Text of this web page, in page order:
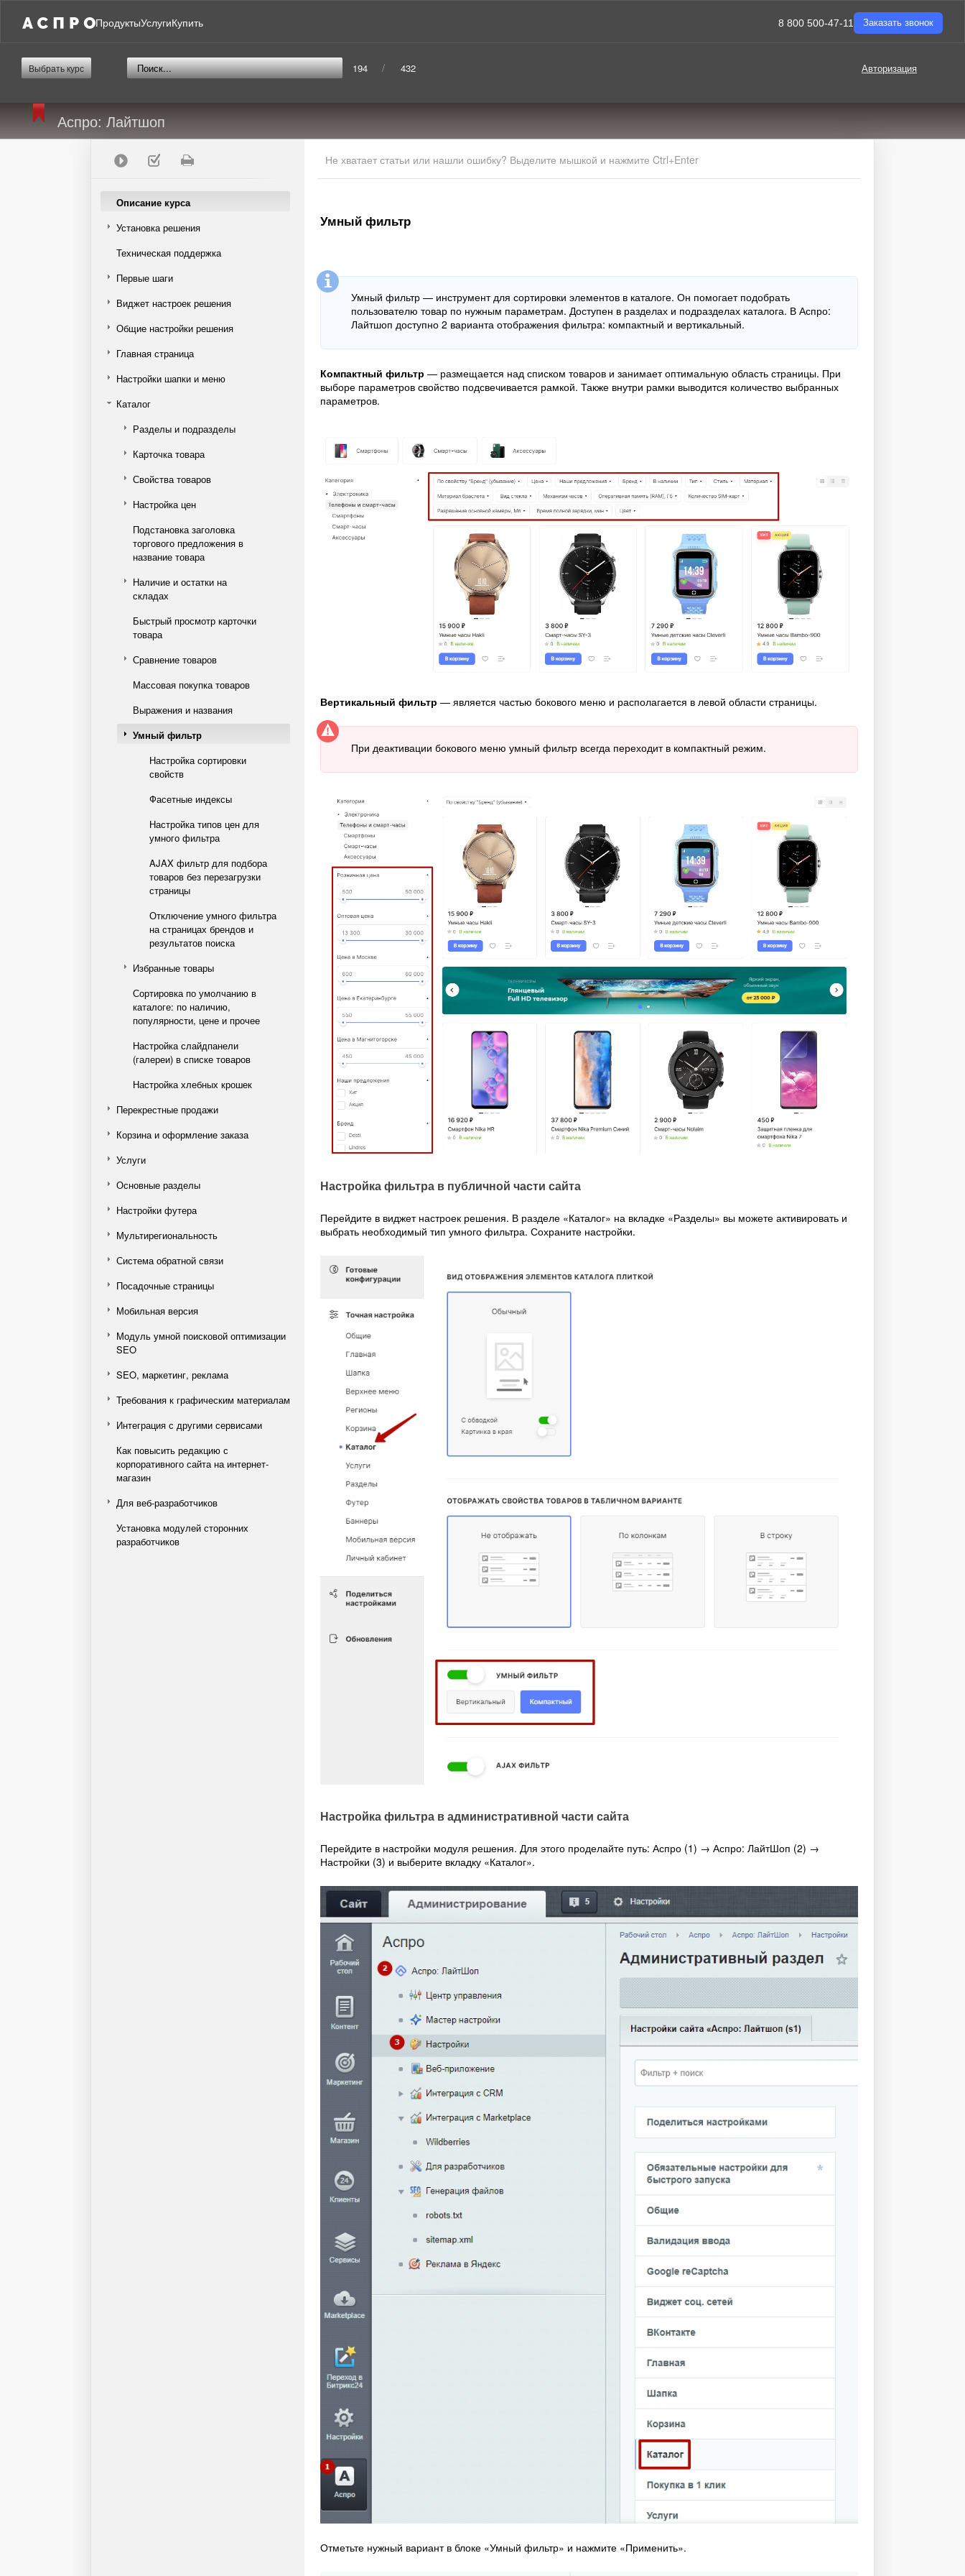
ПродуктыУслугиКупить 8 800 500-47-11 Заказать звонок
Авторизация
Выбрать курс 194 / 432
Аспро: Лайтшоп
Описание курса
Установка решения
Техническая поддержка
Первые шаги
Виджет настроек решения
Общие настройки решения
Главная страница
Настройки шапки и меню
Каталог
Разделы и подразделы
Карточка товара
Свойства товаров
Настройка цен
Подстановка заголовка
торгового предложения в
название товара
Наличие и остатки на
складах
Быстрый просмотр карточки
товара
Сравнение товаров
Массовая покупка товаров
Выражения и названия
Умный фильтр
Настройка сортировки
свойств
Фасетные индексы
Настройка типов цен для
умного фильтра
AJAX фильтр для подбора
товаров без перезагрузки
страницы
Отключение умного фильтра
на страницах брендов и
результатов поиска
Избранные товары
Сортировка по умолчанию в
каталоге: по наличию,
популярности, цене и прочее
Настройка слайдпанели
(галереи) в списке товаров
Настройка хлебных крошек
Перекрестные продажи
Корзина и оформление заказа
Услуги
Основные разделы
Настройки футера
Мультирегиональность
Система обратной связи
Посадочные страницы
Мобильная версия
Модуль умной поисковой оптимизации
SEO
SEO, маркетинг, реклама
Требования к графическим материалам
Интеграция с другими сервисами
Как повысить редакцию с
корпоративного сайта на интернет-
магазин
Для веб-разработчиков
Установка модулей сторонних
разработчиков
Не хватает статьи или нашли ошибку? Выделите мышкой и нажмите Ctrl+Enter
Умный фильтр
Умный фильтр — инструмент для сортировки элементов в каталоге. Он помогает подобрать
пользователю товар по нужным параметрам. Доступен в разделах и подразделах каталога. В Аспро:
Лайтшоп доступно 2 варианта отображения фильтра: компактный и вертикальный.
Компактный фильтр — размещается над списком товаров и занимает оптимальную область страницы. При
выборе параметров свойство подсвечивается рамкой. Также внутри рамки выводится количество выбранных
параметров.
Вертикальный фильтр — является частью бокового меню и располагается в левой области страницы.
При деактивации бокового меню умный фильтр всегда переходит в компактный режим.
Настройка фильтра в публичной части сайта
Перейдите в виджет настроек решения. В разделе «Каталог» на вкладке «Разделы» вы можете активировать и
выбрать необходимый тип умного фильтра. Сохраните настройки.
Настройка фильтра в административной части сайта
Перейдите в настройки модуля решения. Для этого проделайте путь: Аспро (1) → Аспро: ЛайтШоп (2) →
Настройки (3) и выберите вкладку «Каталог».
Отметьте нужный вариант в блоке «Умный фильтр» и нажмите «Применить».